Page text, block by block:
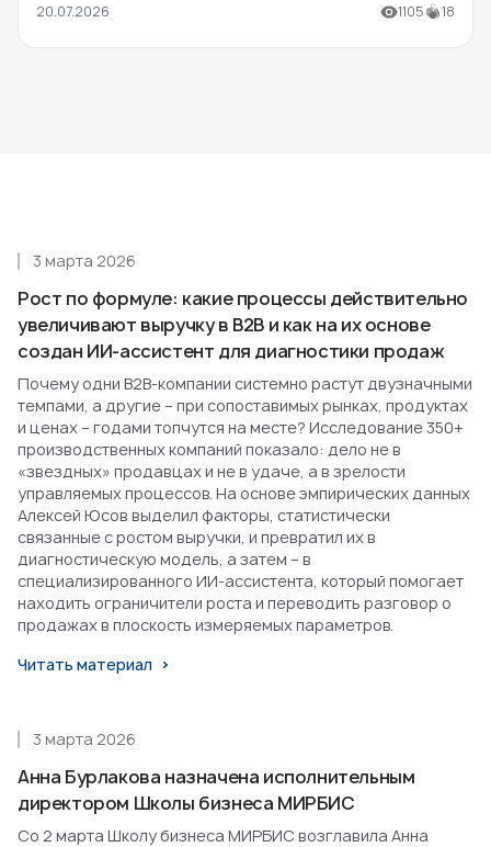
20.07.2026 1105 18
Рост по формуле: какие процессы действительно
увеличивают выручку в B2B и как на их основе
создан ИИ-ассистент для диагностики продаж
3 марта 2026
Почему одни B2B-компании системно растут двузначными
темпами, а другие – при сопоставимых рынках, продуктах
и ценах – годами топчутся на месте? Исследование 350+
производственных компаний показало: дело не в
«звездных» продавцах и не в удаче, а в зрелости
управляемых процессов. На основе эмпирических данных
Алексей Юсов выделил факторы, статистически
связанные с ростом выручки, и превратил их в
диагностическую модель, а затем – в
специализированного ИИ-ассистента, который помогает
находить ограничители роста и переводить разговор о
продажах в плоскость измеряемых параметров.
Читать материал
Анна Бурлакова назначена исполнительным
директором Школы бизнеса МИРБИС
3 марта 2026
Со 2 марта Школу бизнеса МИРБИС возглавила Анна